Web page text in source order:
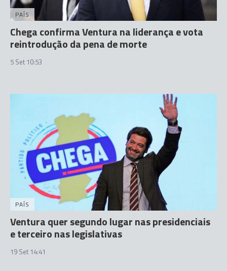
PAÍS
Chega confirma Ventura na liderança e vota
reintrodução da pena de morte
5 Set 10:53
PAÍS
Ventura quer segundo lugar nas presidenciais
e terceiro nas legislativas
19 Set 14:41